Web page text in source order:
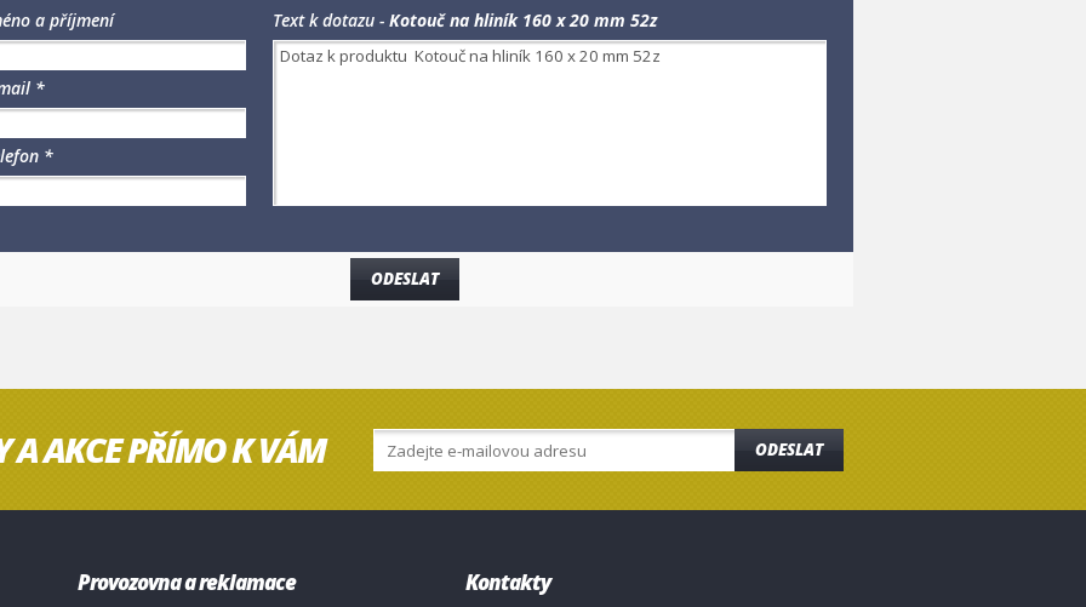
a příjmení
*
*
Text k dotazu - Kotouč na hliník 160 x 20 mm 52z
A AKCE PŘÍMO K VÁM ODESLAT
Provozovna a reklamace Kontakty